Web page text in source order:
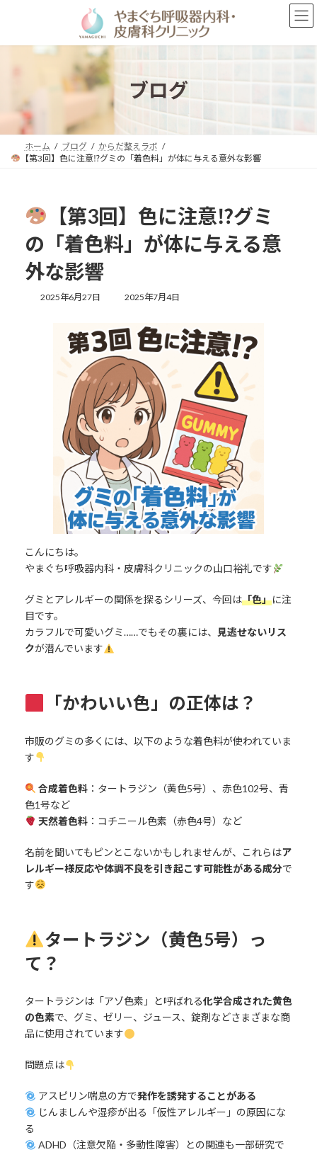
ン
プ
ー
動
ブログ
ホーム ブログ
からだ整えラボ
【第3回】色に注意⁉グミの「着色料」が体に与える意外な影響
【第3回】色に注意⁉グミ
の「着色料」が体に与える意
外な影響
2025年6月27日
最
新
日
時
2025年7月4日
こんにちは。
やまぐち呼吸器内科・皮膚科クリニックの山口裕礼です
グミとアレルギーの関係を探るシリーズ、今回は「色」に注
目です。
カラフルで可愛いグミ……でもその裏には、 見逃せないリス
クが潜んでいます
「かわいい色」の正体は？
市販のグミの多くには、以下のような着色料が使われていま
す
合成着色料：タートラジン（黄色5号）、赤色102号、青
色1号など
天然着色料：コチニール色素（赤色4号）など
名前を聞いてもピンとこないかもしれませんが、これらはア
レルギー様反応や体調不良を引き起こす可能性がある成分で
す
タートラジン（黄色5号）っ
て？
タートラジンは「アゾ色素」と呼ばれる化学合成された黄色
の色素で、グミ、ゼリー、ジュース、錠剤などさまざまな商
品に使用されています
問題点は
アスピリン喘息の方で発作を誘発することがある
じんましんや湿疹が出る「仮性アレルギー」の原因にな
る
ADHD（注意欠陥・多動性障害）との関連も一部研究で